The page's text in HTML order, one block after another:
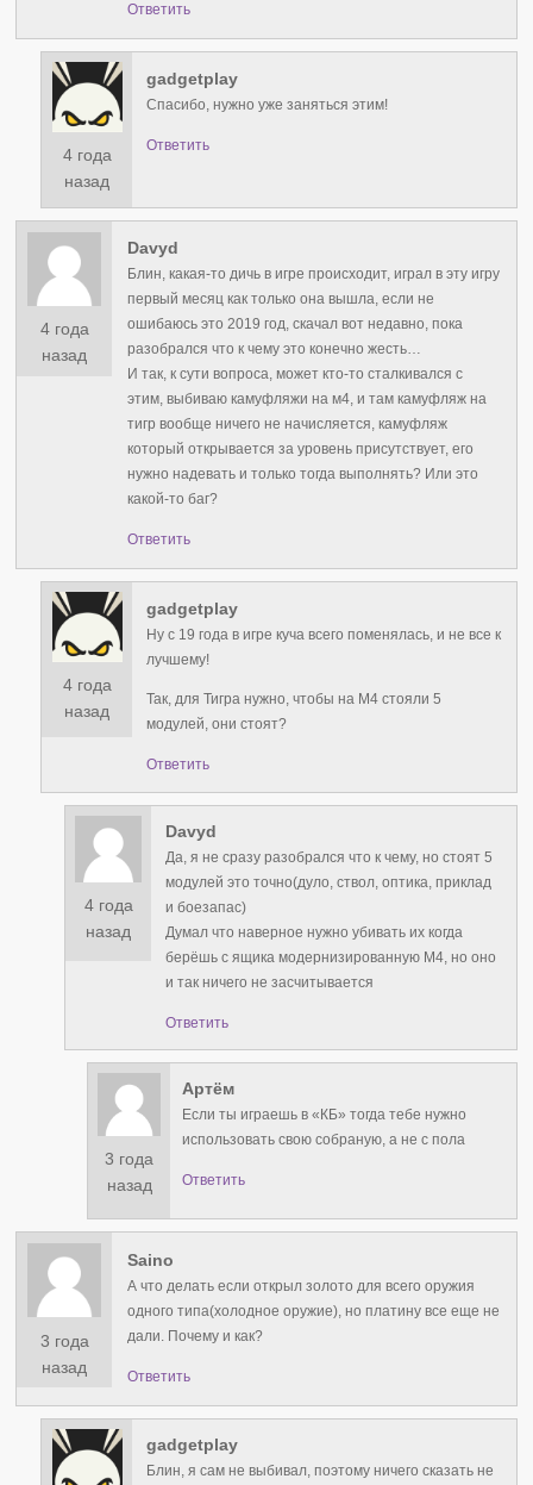
Ответить
4 года
назад
gadgetplay
Спасибо, нужно уже заняться этим!
Ответить
4 года
назад
Davyd
Блин, какая-то дичь в игре происходит, играл в эту игру
первый месяц как только она вышла, если не
ошибаюсь это 2019 год, скачал вот недавно, пока
разобрался что к чему это конечно жесть…
И так, к сути вопроса, может кто-то сталкивался с
этим, выбиваю камуфляжи на м4, и там камуфляж на
тигр вообще ничего не начисляется, камуфляж
который открывается за уровень присутствует, его
нужно надевать и только тогда выполнять? Или это
какой-то баг?
Ответить
4 года
назад
gadgetplay
Ну с 19 года в игре куча всего поменялась, и не все к
лучшему!
Так, для Тигра нужно, чтобы на М4 стояли 5
модулей, они стоят?
Ответить
4 года
назад
Davyd
Да, я не сразу разобрался что к чему, но стоят 5
модулей это точно(дуло, ствол, оптика, приклад
и боезапас)
Думал что наверное нужно убивать их когда
берёшь с ящика модернизированную М4, но оно
и так ничего не засчитывается
Ответить
3 года
назад
Артём
Если ты играешь в «КБ» тогда тебе нужно
использовать свою собраную, а не с пола
Ответить
3 года
назад
Saino
А что делать если открыл золото для всего оружия
одного типа(холодное оружие), но платину все еще не
дали. Почему и как?
Ответить
gadgetplay
Блин, я сам не выбивал, поэтому ничего сказать не